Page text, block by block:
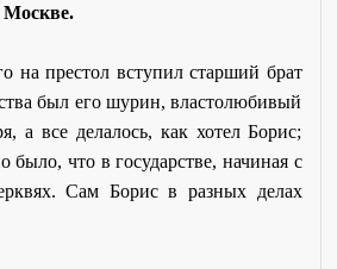
Москве.
на престол вступил старший брат
был его шурин, властолюбивый
все делалось, как хотел Борис;
что в государстве, начиная с
Сам Борис в разных делах